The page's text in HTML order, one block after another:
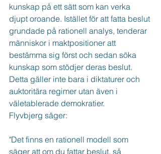
kunskap på ett sätt som kan verka
djupt oroande. Istället för att fatta beslut
grundade på rationell analys, tenderar
människor i maktpositioner att
bestämma sig först och sedan söka
kunskap som stödjer deras beslut.
Detta gäller inte bara i diktaturer och
auktoritära regimer utan även i
väletablerade demokratier.
Flyvbjerg säger:
"Det finns en rationell modell som
säger att om du fattar beslut, så